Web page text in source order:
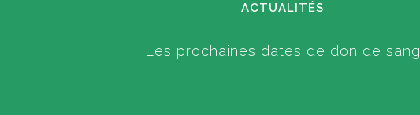
ACTUALITÉS
Les prochaines dates de don de sang